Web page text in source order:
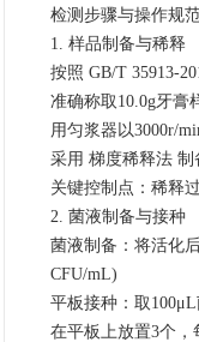
检测步骤与操作规
1. 样品制备与稀释
按照 GB/T 35913-
准确称取10.0g牙膏
用匀浆器以3000r/
采用 梯度稀释法 制
关键控制点：稀释
2. 菌液制备与接种
菌液制备：将活化
CFU/mL)
平板接种：取
在平板上放置3个，